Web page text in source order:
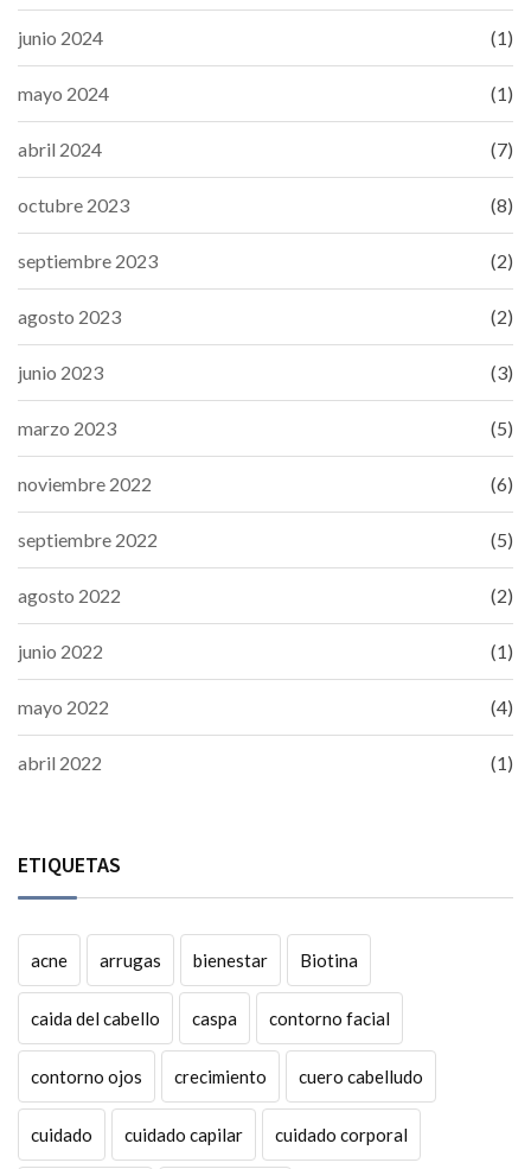
junio 2024 (1)
mayo 2024 (1)
abril 2024 (7)
octubre 2023 (8)
septiembre 2023 (2)
agosto 2023 (2)
junio 2023 (3)
marzo 2023 (5)
noviembre 2022 (6)
septiembre 2022 (5)
agosto 2022 (2)
junio 2022 (1)
mayo 2022 (4)
abril 2022 (1)
ETIQUETAS
acne arrugas bienestar Biotina
caida del cabello caspa contorno facial
contorno ojos crecimiento cuero cabelludo
cuidado cuidado capilar cuidado corporal